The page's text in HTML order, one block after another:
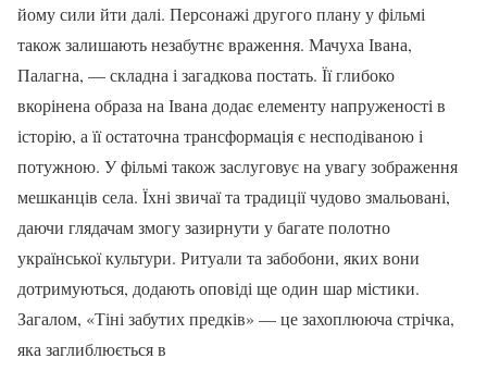
йому сили йти далі. Персонажі другого плану у фільмі
також залишають незабутнє враження. Мачуха Івана,
Палагна, — складна і загадкова постать. Її глибоко
вкорінена образа на Івана додає елементу напруженості в
історію, а її остаточна трансформація є несподіваною і
потужною. У фільмі також заслуговує на увагу зображення
мешканців села. Їхні звичаї та традиції чудово змальовані,
даючи глядачам змогу зазирнути у багате полотно
української культури. Ритуали та забобони, яких вони
дотримуються, додають оповіді ще один шар містики.
Загалом, «Тіні забутих предків» — це захоплююча стрічка,
яка заглиблюється в